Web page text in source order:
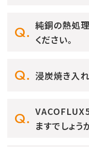
純銅の熱処
ください。
浸炭焼き入
ますでしょう